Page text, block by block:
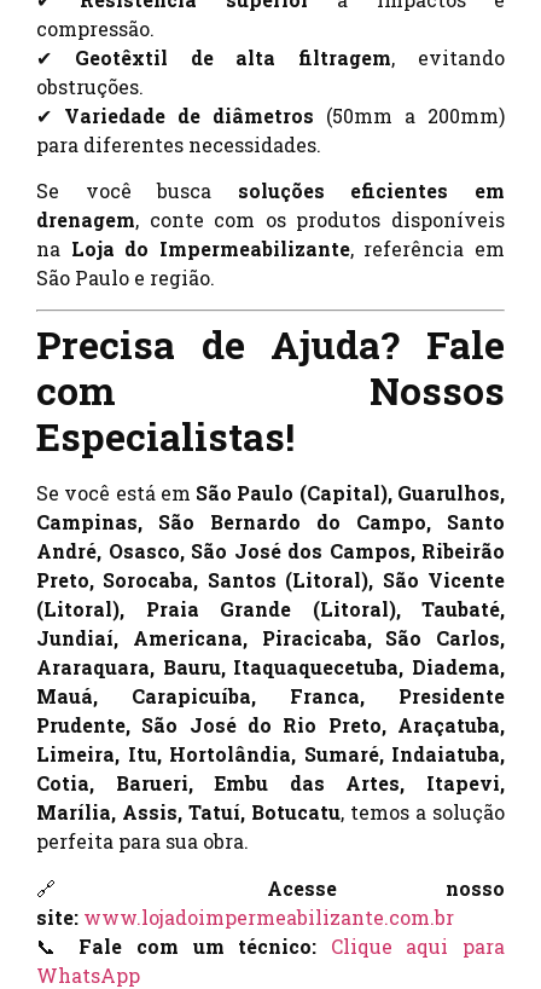
compressão.
✔ Geotêxtil de alta filtragem, evitando
obstruções.
✔ Variedade de diâmetros (50mm a 200mm)
para diferentes necessidades.
Se você busca soluções eficientes em
drenagem, conte com os produtos disponíveis
na Loja do Impermeabilizante, referência em
São Paulo e região.
Precisa de Ajuda? Fale
com Nossos
Especialistas!
Se você está em São Paulo (Capital), Guarulhos,
Campinas, São Bernardo do Campo, Santo
André, Osasco, São José dos Campos, Ribeirão
Preto, Sorocaba, Santos (Litoral), São Vicente
(Litoral), Praia Grande (Litoral), Taubaté,
Jundiaí, Americana, Piracicaba, São Carlos,
Araraquara, Bauru, Itaquaquecetuba, Diadema,
Mauá, Carapicuíba, Franca, Presidente
Prudente, São José do Rio Preto, Araçatuba,
Limeira, Itu, Hortolândia, Sumaré, Indaiatuba,
Cotia, Barueri, Embu das Artes, Itapevi,
Marília, Assis, Tatuí, Botucatu, temos a solução
perfeita para sua obra.
🔗 Acesse nosso
site: www.lojadoimpermeabilizante.com.br
📞 Fale com um técnico:
Clique aqui para
WhatsApp